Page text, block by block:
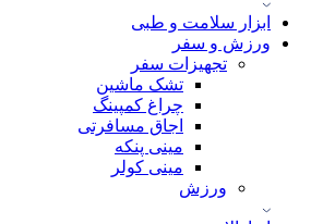
ابزار سلامت و طبی
ورزش و سفر
تجهیزات سفر
تشک ماشین
چراغ کمپینگ
اجاق مسافرتی
مینی پنکه
مینی کولر
ورزش